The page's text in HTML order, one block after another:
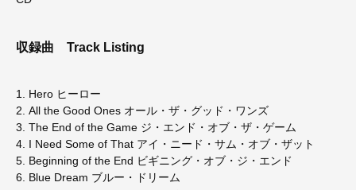
収録曲 Track Listing
1. Hero ヒーロー
2. All the Good Ones オール・ザ・グッド・ワンズ
3. The End of the Game ジ・エンド・オブ・ザ・ゲーム
4. I Need Some of That アイ・ニード・サム・オブ・ザット
5. Beginning of the End ビギニング・オブ・ジ・エンド
6. Blue Dream ブルー・ドリーム